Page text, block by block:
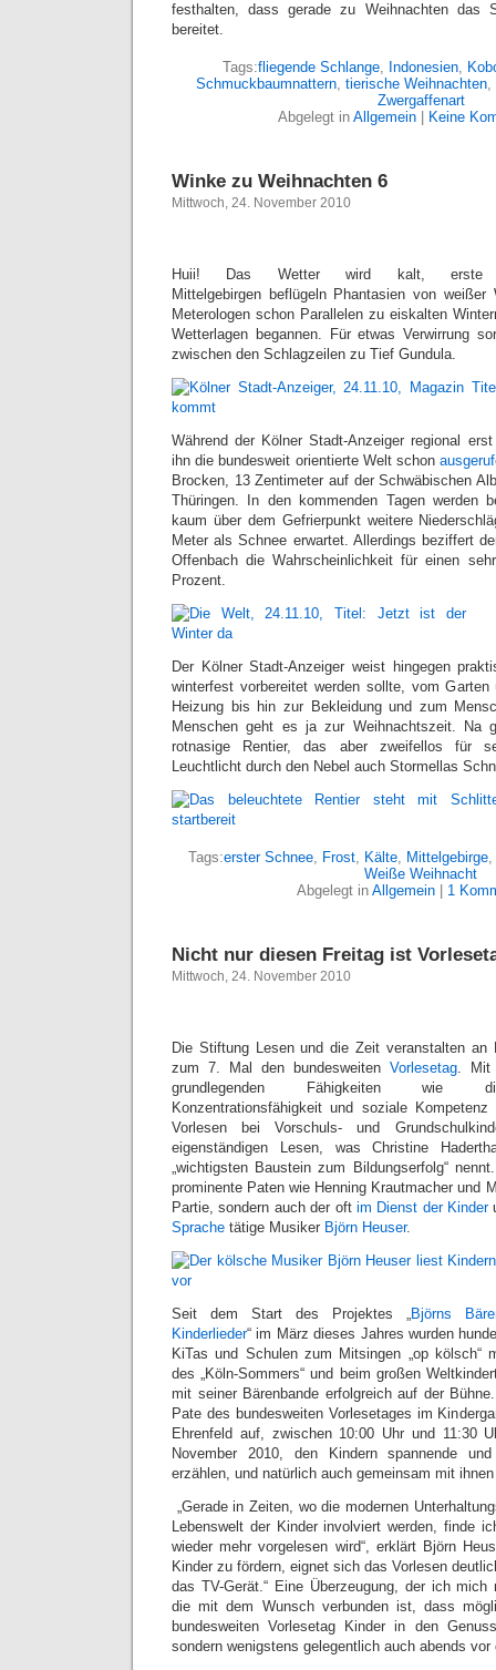
festhalten, dass gerade zu Weihnachten das
bereitet.
Tags:fliegende Schlange, Indonesien,
Schmuckbaumnattern, tierische Weihnachten,
Zwergaffenart
Abgelegt in Allgemein Keine
Winke zu Weihnachten 6
Mittwoch, 24. November 2010
Huii! Das Wetter wird kalt, erste
Mittelgebirgen beflügeln Phantasien von weißer
Meterologen schon Parallelen zu eiskalten
Wetterlagen begannen. Für etwas Verwirrung
zwischen den Schlagzeilen zu Tief Gundula.
Während der Kölner Stadt-Anzeiger regional
ihn die bundesweit orientierte Welt schon
Brocken, 13 Zentimeter auf der Schwäbischen
Thüringen. In den kommenden Tagen werden
kaum über dem Gefrierpunkt weitere
Meter als Schnee erwartet. Allerdings beziffert
Offenbach die Wahrscheinlichkeit für einen
Prozent.
Der Kölner Stadt-Anzeiger weist hingegen
winterfest vorbereitet werden sollte, vom
Heizung bis hin zur Bekleidung und zum
Menschen geht es ja zur Weihnachtszeit. Na
rotnasige Rentier, das aber zweifellos für
Leuchtlicht durch den Nebel auch Stormellas
Tags:erster Schnee, Frost, Kälte, Mittelgebirge,
Weiße Weihnacht
Abgelegt in Allgemein| 1
Nicht nur diesen Freitag ist
Mittwoch, 24. November 2010
Die Stiftung Lesen und die Zeit veranstalten an
zum 7. Mal den bundesweiten Vorlesetag. Mit
grundlegenden Fähigkeiten wie die
Konzentrationsfähigkeit und soziale
Vorlesen bei Vorschuls- und
eigenständigen Lesen, was Christine
„wichtigsten Baustein zum Bildungserfolg“
prominente Paten wie Henning Krautmacher und
Partie, sondern auch der oft im Dienst der Kinder
Sprache tätige Musiker Björn Heuser.
Seit dem Start des Projektes „Björns
Kinderlieder“ im März dieses Jahres wurden
KiTas und Schulen zum Mitsingen „op kölsch“
des „Köln-Sommers“ und beim großen
mit seiner Bärenbande erfolgreich auf der
Pate des bundesweiten Vorlesetages im
Ehrenfeld auf, zwischen 10:00 Uhr und 11:30
November 2010, den Kindern spannende
erzählen, und natürlich auch gemeinsam mit
„Gerade in Zeiten, wo die modernen
Lebenswelt der Kinder involviert werden, finde
wieder mehr vorgelesen wird“, erklärt Björn
Kinder zu fördern, eignet sich das Vorlesen
das TV-Gerät.“ Eine Überzeugung, der ich
die mit dem Wunsch verbunden ist, dass
bundesweiten Vorlesetag Kinder in den
sondern wenigstens gelegentlich auch abends